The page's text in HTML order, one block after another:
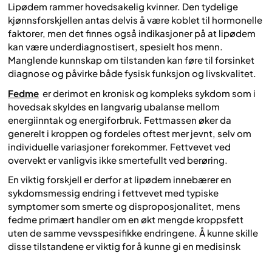
Lipødem rammer hovedsakelig kvinner. Den tydelige
kjønnsforskjellen antas delvis å være koblet til hormonelle
faktorer, men det finnes også indikasjoner på at lipødem
kan være underdiagnostisert, spesielt hos menn.
Manglende kunnskap om tilstanden kan føre til forsinket
diagnose og påvirke både fysisk funksjon og livskvalitet.
Fedme er derimot en kronisk og kompleks sykdom som i
hovedsak skyldes en langvarig ubalanse mellom
energiinntak og energiforbruk. Fettmassen øker da
generelt i kroppen og fordeles oftest mer jevnt, selv om
individuelle variasjoner forekommer. Fettvevet ved
overvekt er vanligvis ikke smertefullt ved berøring.
En viktig forskjell er derfor at lipødem innebærer en
sykdomsmessig endring i fettvevet med typiske
symptomer som smerte og disproposjonalitet, mens
fedme primært handler om en økt mengde kroppsfett
uten de samme vevsspesifikke endringene. Å kunne skille
disse tilstandene er viktig for å kunne gi en medisinsk